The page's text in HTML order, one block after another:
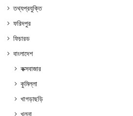
তথ্যপ্রযুক্তি
ফরিদপুর
ফিচারড
বাংলাদেশ
কক্সবাজার
কুমিল্লা
খাগড়াছড়ি
খুলনা